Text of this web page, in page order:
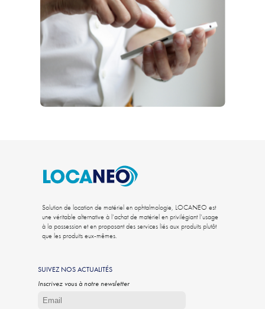
Solution de location de matériel en ophtalmologie, LOCANEO est
une véritable alternative à l’achat de matériel en privilégiant l’usage
à la possession et en proposant des services liés aux produits plutôt
que les produits eux-mêmes.
SUIVEZ NOS ACTUALITÉS
Inscrivez vous à notre newsletter